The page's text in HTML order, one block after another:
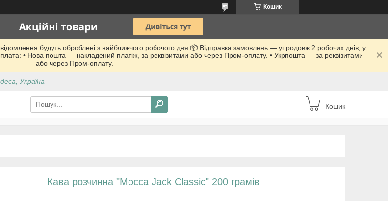
Кошик
будуть оброблені з найближчого робочого дня 📦 Відправка замовлень — упродовж 2 робочих днів, у
• Нова пошта — накладений платіж, за реквізитами або через Пром-оплату. • Укрпошта — за реквізитами
або через Пром-оплату.
Україна
Кошик
Кава розчинна "Mocca Jack Classic" 200 грамів